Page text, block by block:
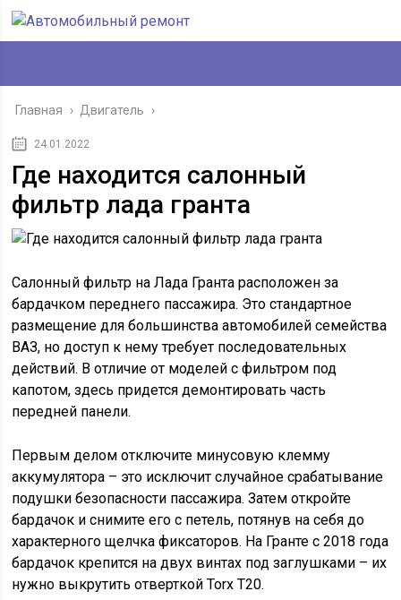
Главная › Двигатель ›
24.01.2022
Где находится салонный
фильтр лада гранта
Салонный фильтр на Лада Гранта расположен за
бардачком переднего пассажира. Это стандартное
размещение для большинства автомобилей семейства
ВАЗ, но доступ к нему требует последовательных
действий. В отличие от моделей с фильтром под
капотом, здесь придется демонтировать часть
передней панели.
Первым делом отключите минусовую клемму
аккумулятора – это исключит случайное срабатывание
подушки безопасности пассажира. Затем откройте
бардачок и снимите его с петель, потянув на себя до
характерного щелчка фиксаторов. На Гранте с 2018 года
бардачок крепится на двух винтах под заглушками – их
нужно выкрутить отверткой Torx T20.